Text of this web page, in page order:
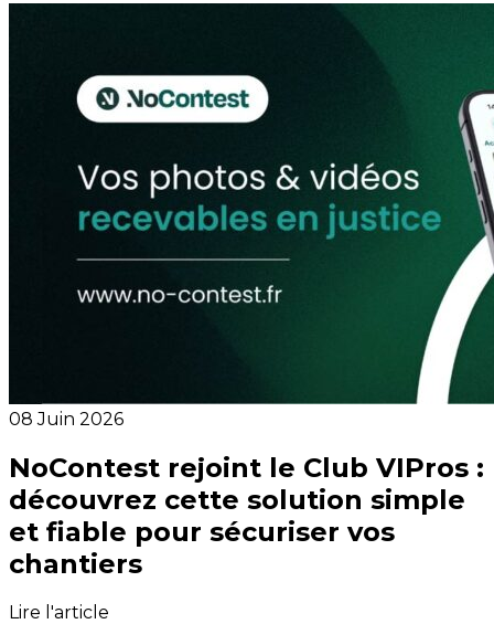
08 Juin 2026
NoContest rejoint le Club VIPros :
découvrez cette solution simple
et fiable pour sécuriser vos
chantiers
Lire l'article